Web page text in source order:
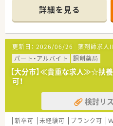
■会社として独立支援を行っ
も複数名いらっしゃいます。
■若い世代の方からベテラン
躍しています。
■設備投資にはお金を惜しま
を設置する予定となっていま
■セミナーなども独自で行っ
です。
■薬剤師は最低2名以上で対
■小児科の処方箋がほとんど
■電子薬歴は生成AIでipad入
で素早く入力できます！
詳細を見る
更新日： 2026/06/26 薬剤師求人
パート・アルバイト
調剤薬局
【大分市】≪貴重な求人≫☆扶
可！
検討リ
新卒可 未経験可 ブランク可